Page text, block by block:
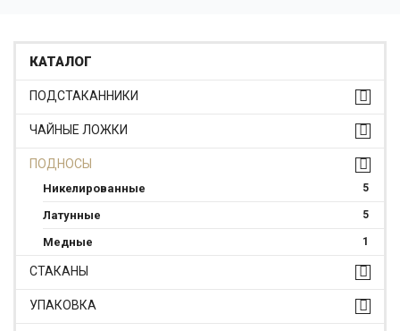
КАТАЛОГ
ПОДСТАКАННИКИ
ЧАЙНЫЕ ЛОЖКИ
ПОДНОСЫ
Никелированные 5
Латунные 5
Медные 1
СТАКАНЫ
УПАКОВКА